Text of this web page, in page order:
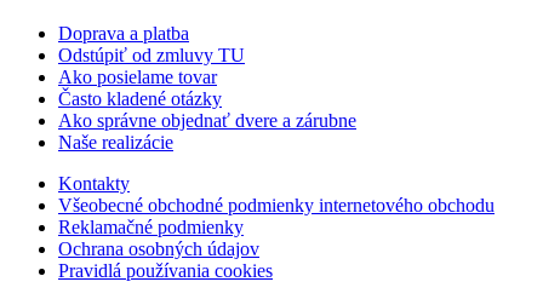
Doprava a platba
Odstúpiť od zmluvy TU
Ako posielame tovar
Často kladené otázky
Ako správne objednať dvere a zárubne
Naše realizácie
Kontakty
Všeobecné obchodné podmienky internetového obchodu
Reklamačné podmienky
Ochrana osobných údajov
Pravidlá používania cookies